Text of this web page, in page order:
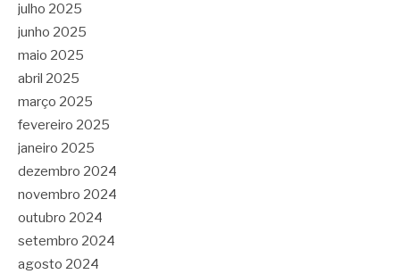
julho 2025
junho 2025
maio 2025
abril 2025
março 2025
fevereiro 2025
janeiro 2025
dezembro 2024
novembro 2024
outubro 2024
setembro 2024
agosto 2024